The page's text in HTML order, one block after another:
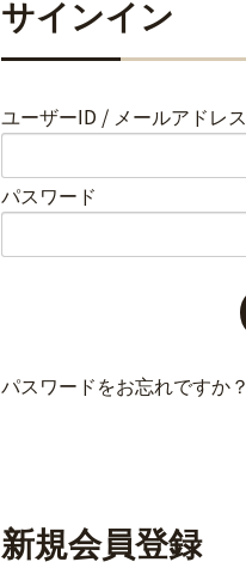
サインイン
ユーザーID / メールアドレス
パスワード
パスワードをお忘れですか？
新規会員登録